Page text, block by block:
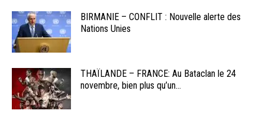
BIRMANIE – CONFLIT : Nouvelle alerte des
Nations Unies
THAÏLANDE – FRANCE: Au Bataclan le 24
novembre, bien plus qu’un...